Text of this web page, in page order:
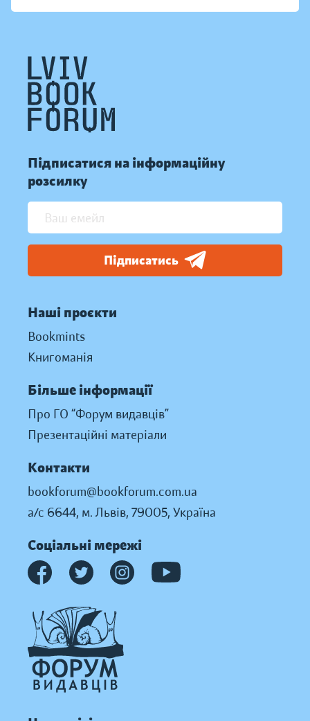
Підписатися на інформаційну
розсилку
Підписатись
Наші проєкти
Bookmints
Книгоманія
Більше інформації
Про ГО “Форум видавців”
Презентаційні матеріали
Контакти
bookforum@bookforum.com.ua
а/с 6644, м. Львів, 79005, Україна
Соціальні мережі